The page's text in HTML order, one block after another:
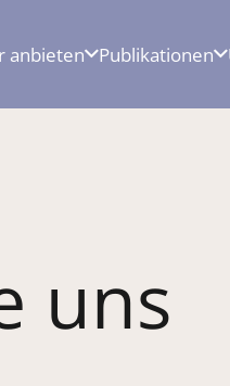
anbieten Publikationen
uns